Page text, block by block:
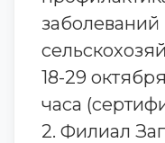
заболеваний
18-29
часа
2. Филиал